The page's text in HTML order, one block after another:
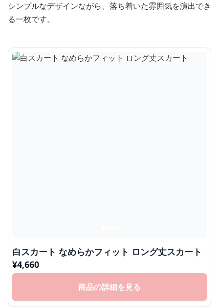
シンプルなデザインながら、落ち着いた雰囲気を演出でき
る一枚です。
白スカート なめらかフィット ロング丈スカート
¥4,660
商品の詳細を見る